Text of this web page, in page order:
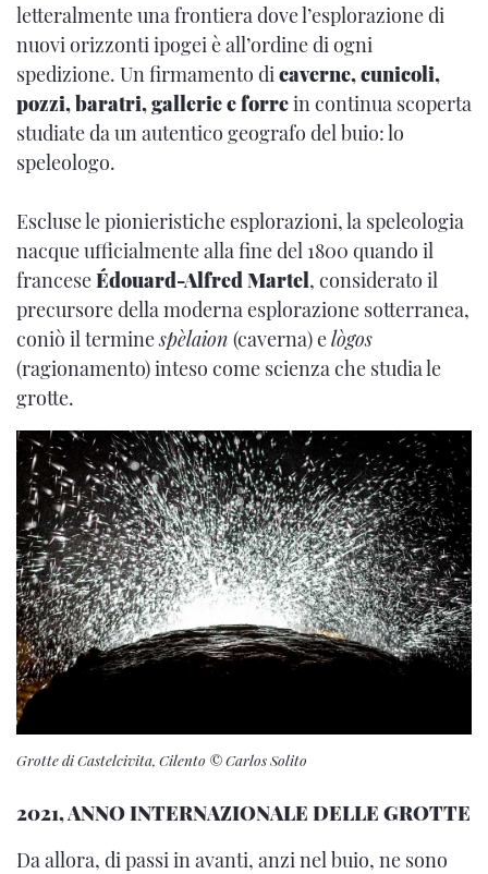
letteralmente una frontiera dove l’esplorazione di
nuovi orizzonti ipogei è all’ordine di ogni
spedizione. Un firmamento di caverne, cunicoli,
pozzi, baratri, gallerie e forrein continua scoperta
studiate da un autentico geografo del buio: lo
speleologo.
Escluse le pionieristiche esplorazioni, la speleologia
nacque ufficialmente alla fine del 1800 quando il
franceseÉdouard-Alfred Martel, considerato il
precursore della moderna esplorazione sotterranea,
coniò il terminespèlaion (caverna) elògos
(ragionamento) inteso come scienza che studia le
grotte.
Grotte di Castelcivita, Cilento © Carlos Solito
2021, ANNO INTERNAZIONALE DELLE GROTTE
Da allora, di passi in avanti, anzi nel buio, ne sono